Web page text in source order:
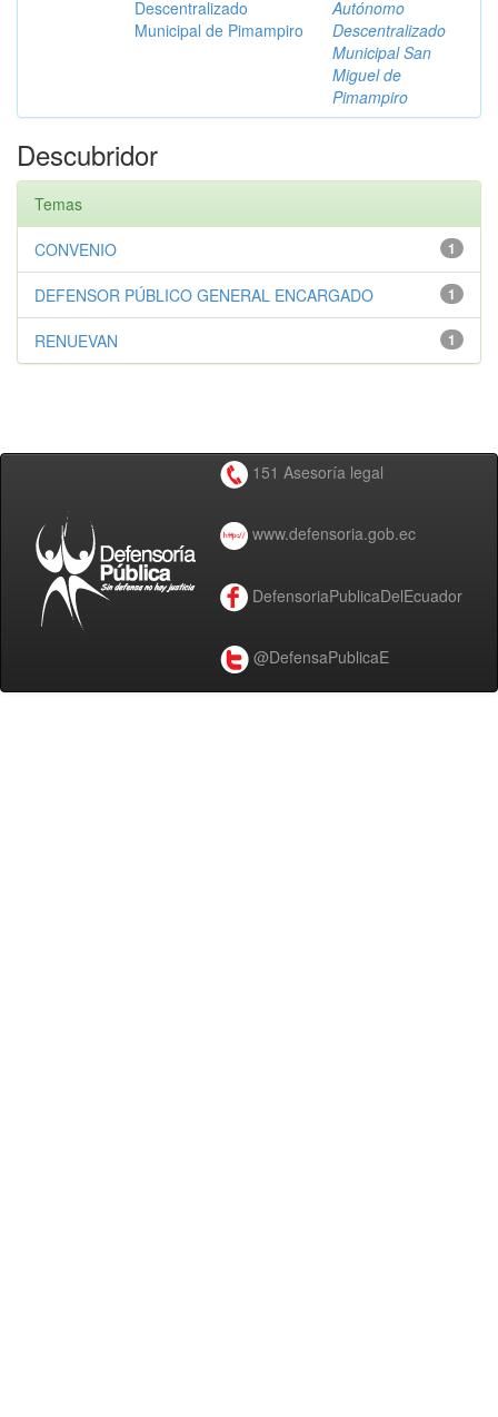
Descentralizado
Municipal de Pimampiro
Autónomo
Descentralizado
Municipal San
Miguel de
Pimampiro
Descubridor
Temas
1
CONVENIO
1
DEFENSOR PÚBLICO GENERAL ENCARGADO
1
RENUEVAN
151 Asesoría legal
www.defensoria.gob.ec
DefensoriaPublicaDelEcuador
@DefensaPublicaE